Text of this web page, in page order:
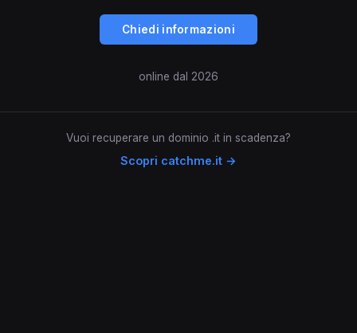
Chiedi informazioni
online dal 2026
Vuoi recuperare un dominio .it in scadenza?
Scopri catchme.it →